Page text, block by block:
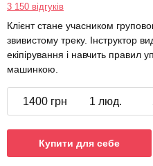
3 150 відгуків
Клієнт стане учасником
звивистому треку. Інструктор
екіпірування і навчить правил
машинкою.
1400 грн 1 люд.
Купити для себе